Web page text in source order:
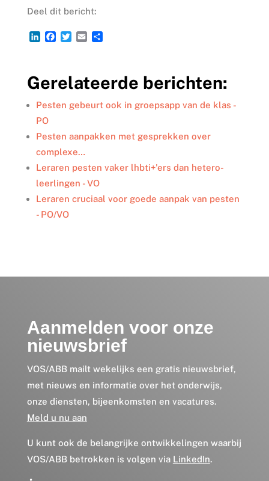
Deel dit bericht:
L
e
d
I
n
F
b
o
o
k
T
t
e
r
E
l
D
n
Gerelateerde berichten:
Pesten gebeurt ook in groepsapp van de klas -
PO
Pesten aanpakken met gesprekken over
complexe…
Leraren pesten vaker lhbti+'ers dan hetero-
leerlingen - VO
Leraren cruciaal voor goede aanpak van pesten
- PO/VO
Aanmelden voor onze
nieuwsbrief
VOS/ABB mailt wekelijks een gratis nieuwsbrief,
met nieuws en informatie over het onderwijs,
onze diensten, bijeenkomsten en vacatures.
Meld u nu aan
U kunt ook de belangrijke ontwikkelingen waarbij
VOS/ABB betrokken is volgen via LinkedIn.